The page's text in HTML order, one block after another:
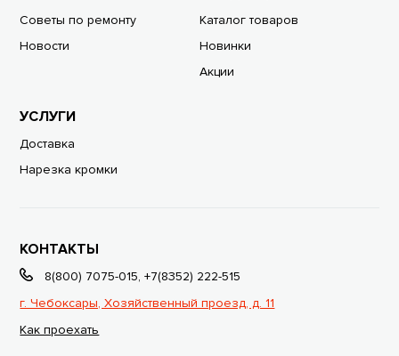
Советы по ремонту
Новости
Каталог товаров
Новинки
Акции
УСЛУГИ
Доставка
Нарезка кромки
КОНТАКТЫ
8(800) 7075-015,+7(8352) 222-515
г. Чебоксары, Хозяйственный проезд, д. 11
Как проехать